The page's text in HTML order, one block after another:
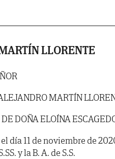
LLORENTE
MARTÍN
DE DOÑA ELOÍNA
día 11 de noviembre de
y la B. A. de S.S.